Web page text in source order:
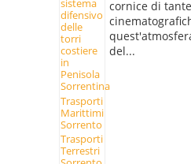
sistema
difensivo
delle
torri
costiere
in
Penisola
Sorrentina
Trasporti
Marittimi
Sorrento
Trasporti
Terrestri
cornice di
del...